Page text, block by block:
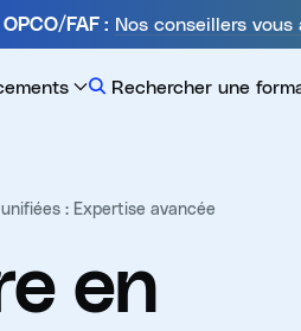
FAF : Nos conseillers
Rechercher une
: Expertise avancée
en